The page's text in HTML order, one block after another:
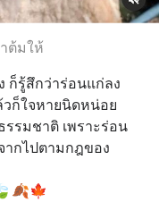
ต้มให้
ก็รู้สึกว่าร่อนแก่ลง
ก็ใจหายนิดหน่อย
รรมชาติ เพราะร่อน
ากไปตามกฎของ